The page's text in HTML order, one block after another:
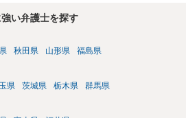
い弁護士を探す
秋田県 山形県 福島県
県 茨城県 栃木県 群馬県